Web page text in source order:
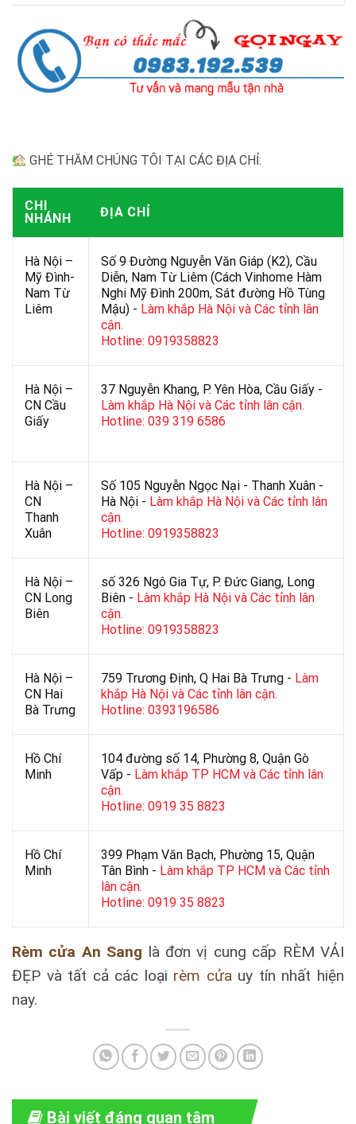
GHÉ THĂM CHÚNG TÔI TẠI CÁC ĐỊA CHỈ:
CHI
NHÁNH
ĐỊA CHỈ
Hà Nội –
Mỹ Đình-
Nam Từ
Liêm
Số 9 Đường Nguyễn Văn Giáp (K2), Cầu
Diễn, Nam Từ Liêm (Cách Vinhome Hàm
Nghi Mỹ Đình 200m, Sát đường Hồ Tùng
Mậu) - Làm khắp Hà Nội và Các tỉnh lân
cận.
Hotline: 0919358823
Hà Nội –
CN Cầu
Giấy
37 Nguyễn Khang, P. Yên Hòa, Cầu Giấy -
Làm khắp Hà Nội và Các tỉnh lân cận.
Hotline: 039 319 6586
Hà Nội –
CN
Thanh
Xuân
Số 105 Nguyễn Ngọc Nại - Thanh Xuân -
Hà Nội - Làm khắp Hà Nội và Các tỉnh lân
cận.
Hotline: 0919358823
Hà Nội –
CN Long
Biên
số 326 Ngô Gia Tự, P. Đức Giang, Long
Biên - Làm khắp Hà Nội và Các tỉnh lân
cận.
Hotline: 0919358823
Hà Nội –
CN Hai
Bà Trưng
759 Trương Định, Q Hai Bà Trưng - Làm
khắp Hà Nội và Các tỉnh lân cận.
Hotline: 0393196586
Hồ Chí
Minh
104 đường số 14, Phường 8, Quận Gò
Vấp - Làm khắp TP HCM và Các tỉnh lân
cận.
Hotline: 0919 35 8823
Hồ Chí
Minh
399 Phạm Văn Bạch, Phường 15, Quận
Tân Bình - Làm khắp TP HCM và Các tỉnh
lân cận.
Hotline: 0919 35 8823
Rèm cửa An Sang là đơn vị cung cấp RÈM VẢI
ĐẸP và tất cả các loại rèm cửauy tín nhất hiện
nay.
Bài viết đáng quan tâm